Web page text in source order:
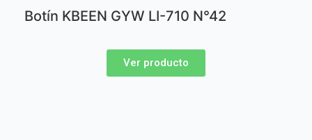
Botín KBEEN GYW LI-710 N°42
Ver producto